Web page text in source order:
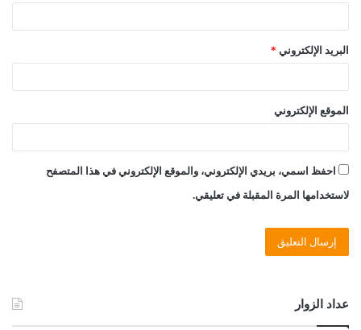
البريد الإلكتروني *
الموقع الإلكتروني
احفظ اسمي، بريدي الإلكتروني، والموقع الإلكتروني في هذا المتصفح
لاستخدامها المرة المقبلة في تعليقي.
عداد الزوار